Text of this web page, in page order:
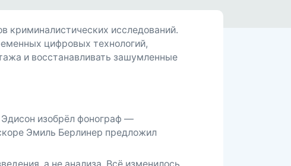
криминалистических исследований.
цифровых технологий,
и восстанавливать зашумленные
изобрёл фонограф —
Эмиль Берлинер предложил